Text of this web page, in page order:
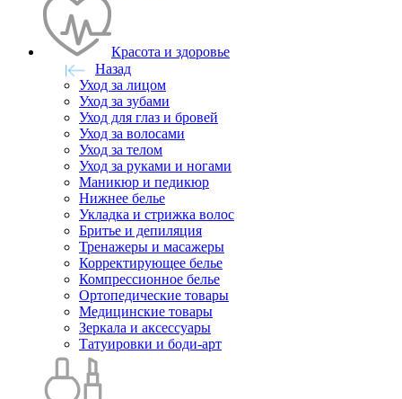
Красота и здоровье
Назад
Уход за лицом
Уход за зубами
Уход для глаз и бровей
Уход за волосами
Уход за телом
Уход за руками и ногами
Маникюр и педикюр
Нижнее белье
Укладка и стрижка волос
Бритье и депиляция
Тренажеры и масажеры
Корректирующее белье
Компрессионное белье
Ортопедические товары
Медицинские товары
Зеркала и аксессуары
Татуировки и боди-арт